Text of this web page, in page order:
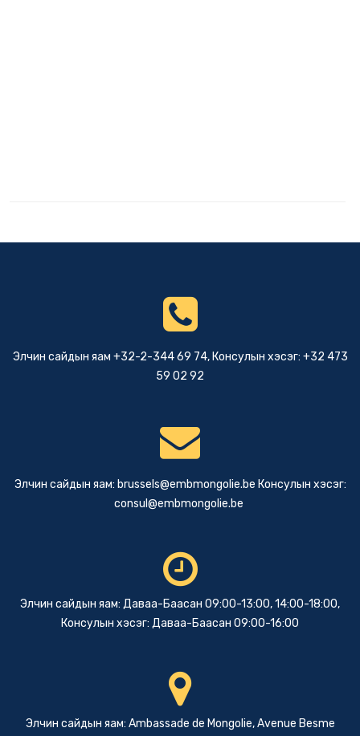
Элчин сайдын яам +32-2-344 69 74, Консулын хэсэг: +32 473
59 02 92
Элчин сайдын яам: brussels@embmongolie.be Консулын хэсэг:
consul@embmongolie.be
Элчин сайдын яам: Даваа-Баасан 09:00-13:00, 14:00-18:00,
Консулын хэсэг: Даваа-Баасан 09:00-16:00
Элчин сайдын яам: Ambassade de Mongolie, Avenue Besme